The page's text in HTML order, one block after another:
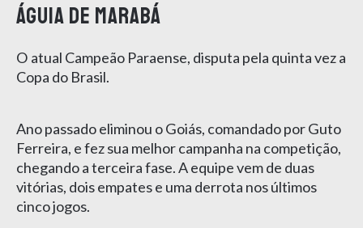
Águia de Marabá
O atual Campeão Paraense, disputa pela quinta vez a
Copa do Brasil.
Ano passado eliminou o Goiás, comandado por Guto
Ferreira, e fez sua melhor campanha na competição,
chegando a terceira fase. A equipe vem de duas
vitórias, dois empates e uma derrota nos últimos
cinco jogos.